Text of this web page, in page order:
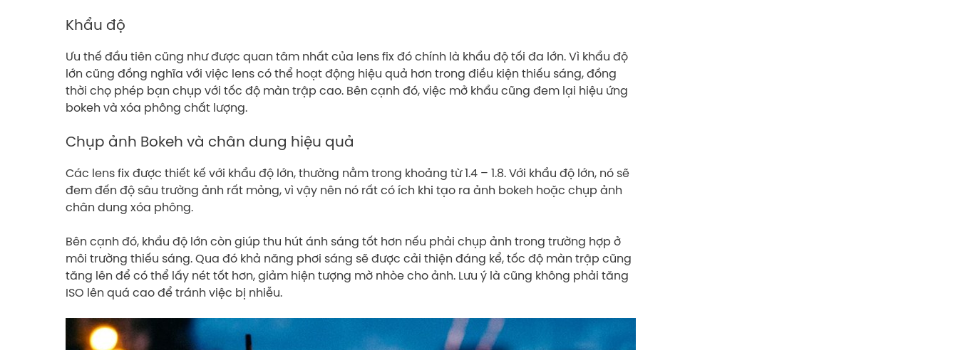
Khẩu độ
Ưu thế đầu tiên cũng như được quan tâm nhất của lens fix đó chính là khẩu độ tối đa lớn. Vì khẩu độ
lớn cũng đồng nghĩa với việc lens có thể hoạt động hiệu quả hơn trong điều kiện thiếu sáng, đồng
thời chọ phép bạn chụp với tốc độ màn trập cao. Bên cạnh đó, việc mở khẩu cũng đem lại hiệu ứng
bokeh và xóa phông chất lượng.
Chụp ảnh Bokeh và chân dung hiệu quả
Các lens fix được thiết kế với khẩu độ lớn, thường nằm trong khoảng từ 1.4 – 1.8. Với khẩu độ lớn, nó sẽ
đem đến độ sâu trường ảnh rất mỏng, vì vậy nên nó rất có ích khi tạo ra ảnh bokeh hoặc chụp ảnh
chân dung xóa phông.
Bên cạnh đó, khẩu độ lớn còn giúp thu hút ánh sáng tốt hơn nếu phải chụp ảnh trong trường hợp ở
môi trường thiếu sáng. Qua đó khả năng phơi sáng sẽ được cải thiện đáng kể, tốc độ màn trập cũng
tăng lên để có thể lấy nét tốt hơn, giảm hiện tượng mờ nhòe cho ảnh. Lưu ý là cũng không phải tăng
ISO lên quá cao để tránh việc bị nhiễu.